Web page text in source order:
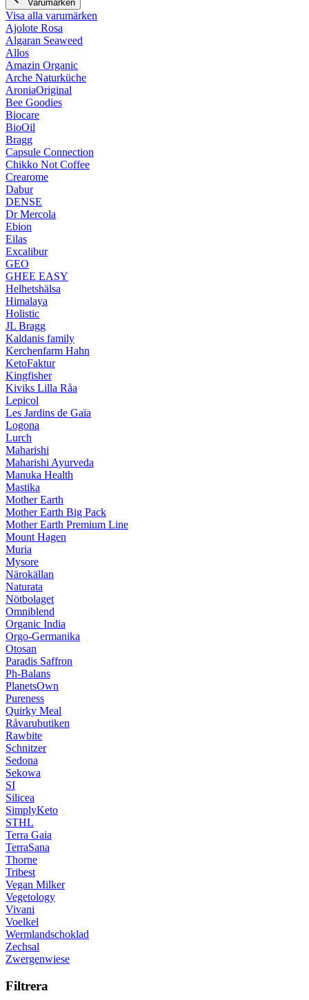
Varumärken
Visa alla varumärken
Ajolote Rosa
Algaran Seaweed
Allos
Amazin Organic
Arche Naturküche
AroniaOriginal
Bee Goodies
Biocare
BioOil
Bragg
Capsule Connection
Chikko Not Coffee
Crearome
Dabur
DENSE
Dr Mercola
Ebion
Eilas
Excalibur
GEO
GHEE EASY
Helhetshälsa
Himalaya
Holistic
JL Bragg
Kaldanis family
Kerchenfarm Hahn
KetoFaktur
Kingfisher
Kiviks Lilla Råa
Lepicol
Les Jardins de Gaïa
Logona
Lurch
Maharishi
Maharishi Ayurveda
Manuka Health
Mastika
Mother Earth
Mother Earth Big Pack
Mother Earth Premium Line
Mount Hagen
Muria
Mysore
Närokällan
Naturata
Nötbolaget
Omniblend
Organic India
Orgo-Germanika
Otosan
Paradis Saffron
Ph-Balans
PlanetsOwn
Pureness
Quirky Meal
Råvarubutiken
Rawbite
Schnitzer
Sedona
Sekowa
SI
Silicea
SimplyKeto
STHL
Terra Gaia
TerraSana
Thorne
Tribest
Vegan Milker
Vegetology
Vivani
Voelkel
Wermlandschoklad
Zechsal
Zwergenwiese
Filtrera